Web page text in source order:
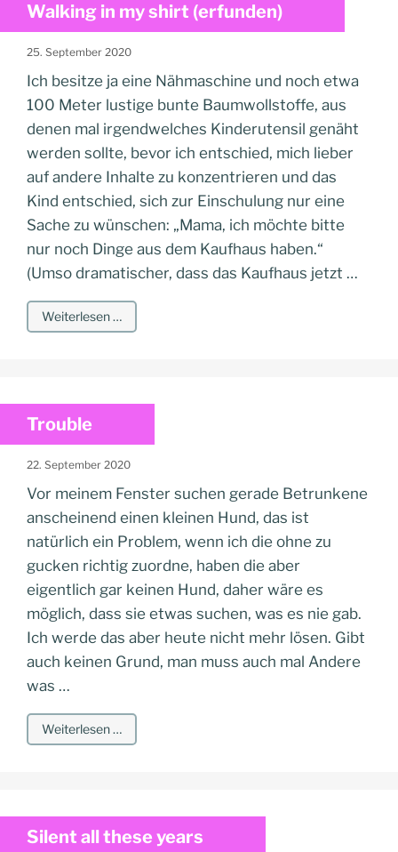
Walking in my shirt (erfunden)
25. September 2020
Ich besitze ja eine Nähmaschine und noch etwa
100 Meter lustige bunte Baumwollstoffe, aus
denen mal irgendwelches Kinderutensil genäht
werden sollte, bevor ich entschied, mich lieber
auf andere Inhalte zu konzentrieren und das
Kind entschied, sich zur Einschulung nur eine
Sache zu wünschen: „Mama, ich möchte bitte
nur noch Dinge aus dem Kaufhaus haben.“
(Umso dramatischer, dass das Kaufhaus jetzt …
Weiterlesen …
Trouble
22. September 2020
Vor meinem Fenster suchen gerade Betrunkene
anscheinend einen kleinen Hund, das ist
natürlich ein Problem, wenn ich die ohne zu
gucken richtig zuordne, haben die aber
eigentlich gar keinen Hund, daher wäre es
möglich, dass sie etwas suchen, was es nie gab.
Ich werde das aber heute nicht mehr lösen. Gibt
auch keinen Grund, man muss auch mal Andere
was …
Weiterlesen …
Silent all these years